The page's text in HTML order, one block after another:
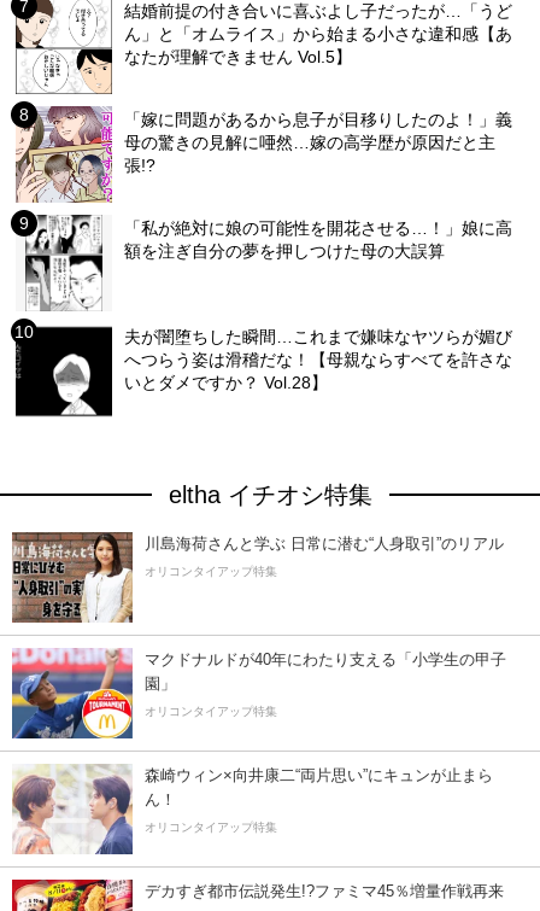
結婚前提の付き合いに喜ぶよし子だったが…「うど
ん」と「オムライス」から始まる小さな違和感【あ
なたが理解できません Vol.5】
「嫁に問題があるから息子が目移りしたのよ！」義
母の驚きの見解に唖然…嫁の高学歴が原因だと主
張!?
「私が絶対に娘の可能性を開花させる…！」娘に高
額を注ぎ自分の夢を押しつけた母の大誤算
夫が闇堕ちした瞬間…これまで嫌味なヤツらが媚び
へつらう姿は滑稽だな！【母親ならすべてを許さな
いとダメですか？ Vol.28】
eltha イチオシ特集
川島海荷さんと学ぶ 日常に潜む“人身取引”のリアル
オリコンタイアップ特集
マクドナルドが40年にわたり支える「小学生の甲子
園」
オリコンタイアップ特集
森崎ウィン×向井康二“両片思い”にキュンが止まら
ん！
オリコンタイアップ特集
デカすぎ都市伝説発生!?ファミマ45％増量作戦再来